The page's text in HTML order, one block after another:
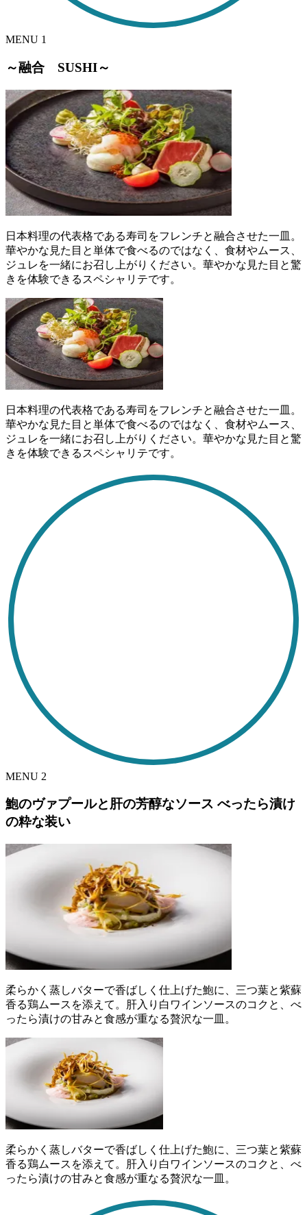
MENU 1
～融合 SUSHI～
日本料理の代表格である寿司をフレンチと融合させた一皿。
華やかな見た目と単体で食べるのではなく、食材やムース、
ジュレを一緒にお召し上がりください。華やかな見た目と驚
きを体験できるスペシャリテです。
日本料理の代表格である寿司をフレンチと融合させた一皿。
華やかな見た目と単体で食べるのではなく、食材やムース、
ジュレを一緒にお召し上がりください。華やかな見た目と驚
きを体験できるスペシャリテです。
MENU 2
鮑のヴァプールと肝の芳醇なソース べったら漬け
の粋な装い
柔らかく蒸しバターで香ばしく仕上げた鮑に、三つ葉と紫蘇
香る鶏ムースを添えて。肝入り白ワインソースのコクと、べ
ったら漬けの甘みと食感が重なる贅沢な一皿。
柔らかく蒸しバターで香ばしく仕上げた鮑に、三つ葉と紫蘇
香る鶏ムースを添えて。肝入り白ワインソースのコクと、べ
ったら漬けの甘みと食感が重なる贅沢な一皿。